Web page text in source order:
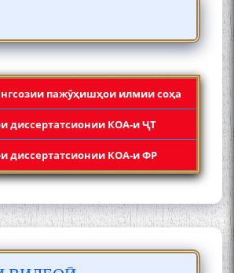
пажӯҳишҳои илмии соҳа
диссертатсионии КОА-и ҶТ
диссертатсионии КОА-и ФР
СОХТА
Шарифзода